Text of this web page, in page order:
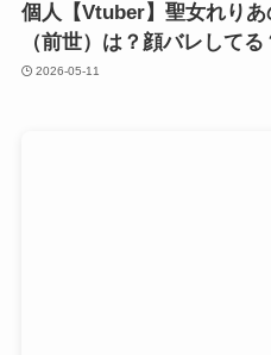
個人【Vtuber】聖女れり
（前世）は？顔バレしてる
2026-05-11